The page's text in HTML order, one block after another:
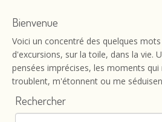
Bienvenue
Voici un concentré des quelques
d'excursions, sur la toile, dans la vie.
pensées imprécises, les moments
troublent, m'étonnent ou me
Rechercher
Rechercher :